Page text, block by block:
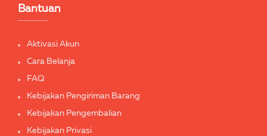
Bantuan
Aktivasi Akun
Cara Belanja
FAQ
Kebijakan Pengiriman Barang
Kebijakan Pengembalian
Kebijakan Privasi